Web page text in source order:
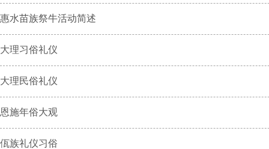
惠水苗族祭牛活动简述
大理习俗礼仪
大理民俗礼仪
恩施年俗大观
佤族礼仪习俗